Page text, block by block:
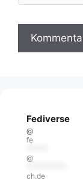
Fediverse
@
fe
@
ch.de